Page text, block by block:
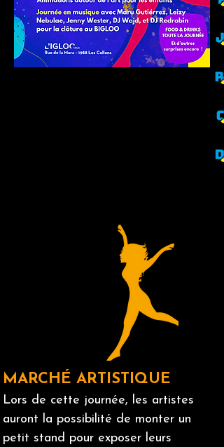
MARCHÉ ARTISTIQUE
Lors de cette journée, les artistes
auront la possibilité de monter un
petit stand pour exposer leurs